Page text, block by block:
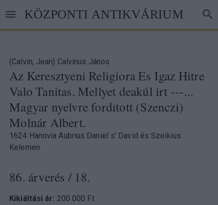
tartalomra
KÖZPONTI ANTIKVÁRIUM
(Calvin, Jean) Calvinus János
Az Keresztyeni Religiora Es Igaz Hitre
Valo Tanitas. Mellyet deakúl irt ---...
Magyar nyelvre forditott (Szenczi)
Molnár Albert.
1624 Hanovia Aubrius Daniel s' David és Szeikius
Kelemen
86. árverés / 18.
Kikiáltási ár: 200 000 Ft